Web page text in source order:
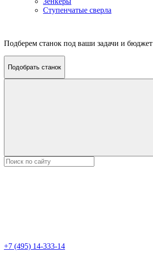
Ступенчатые сверла
Подберем станок под ваши задачи и бюджет
Подобрать станок
+7 (495) 14-333-14